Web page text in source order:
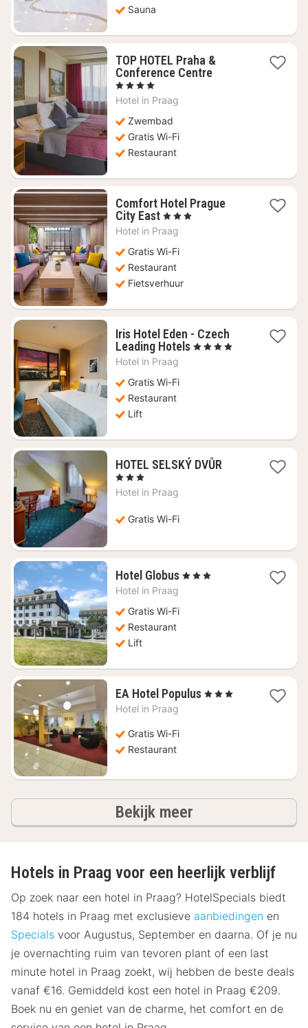
Sauna
TOP HOTEL Praha &
Conference Centre1
, 4 Sterren
Hotel in Praag
Zwembad
Gratis Wi-Fi
Restaurant
Comfort Hotel Prague
City East1
nacht
vanaf
€
65
, 3 Sterren
Hotel in Praag
Gratis Wi-Fi
Restaurant
Fietsverhuur
Iris Hotel Eden - Czech
Leading Hotels1
, 4 Sterren
Hotel in Praag
Gratis Wi-Fi
Restaurant
Lift
HOTEL SELSKÝ DVŮR1
, 3 Sterren
Hotel in Praag
Gratis Wi-Fi
Hotel Globus1
, 3 Sterren
Hotel in Praag
Gratis Wi-Fi
Restaurant
Lift
EA Hotel Populus1
, 3 Sterren
Hotel in Praag
Gratis Wi-Fi
Restaurant
Bekijk meerhotels
Hotels in Praag voor een heerlijk verblijf
Op zoek naar een hotel in Praag? HotelSpecials biedt
184 hotels in Praag met exclusieve aanbiedingen en
Specials voor Augustus, September en daarna. Of je nu
je overnachting ruim van tevoren plant of een last
minute hotel in Praag zoekt, wij hebben de beste deals
vanaf €16. Gemiddeld kost een hotel in Praag €209.
Boek nu en geniet van de charme, het comfort en de